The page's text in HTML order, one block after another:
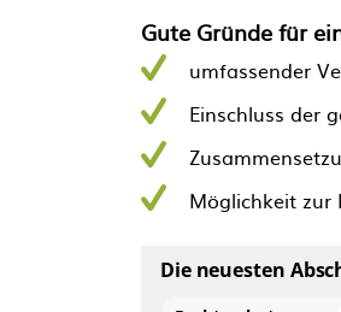
Gute Gründe für
umfassender
Einschluss der
Möglichkeit zur